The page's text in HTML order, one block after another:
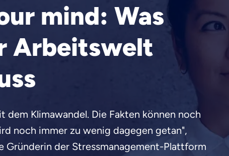
mind: Was
Arbeitswelt
dem Klimawandel. Die Fakten können noch
noch immer zu wenig dagegen getan",
Gründerin der Stressmanagement-Plattform